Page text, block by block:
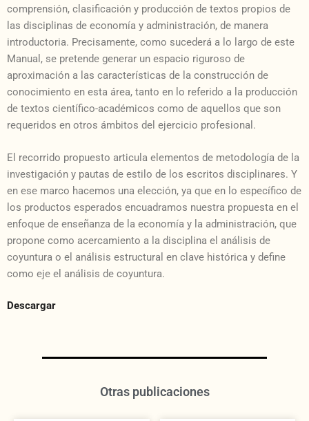
comprensión, clasificación y producción de textos propios de
las disciplinas de economía y administración, de manera
introductoria. Precisamente, como sucederá a lo largo de este
Manual, se pretende generar un espacio riguroso de
aproximación a las características de la construcción de
conocimiento en esta área, tanto en lo referido a la producción
de textos científico-académicos como de aquellos que son
requeridos en otros ámbitos del ejercicio profesional.
El recorrido propuesto articula elementos de metodología de la
investigación y pautas de estilo de los escritos disciplinares. Y
en ese marco hacemos una elección, ya que en lo específico de
los productos esperados encuadramos nuestra propuesta en el
enfoque de enseñanza de la economía y la administración, que
propone como acercamiento a la disciplina el análisis de
coyuntura o el análisis estructural en clave histórica y define
como eje el análisis de coyuntura.
Descargar
Otras publicaciones